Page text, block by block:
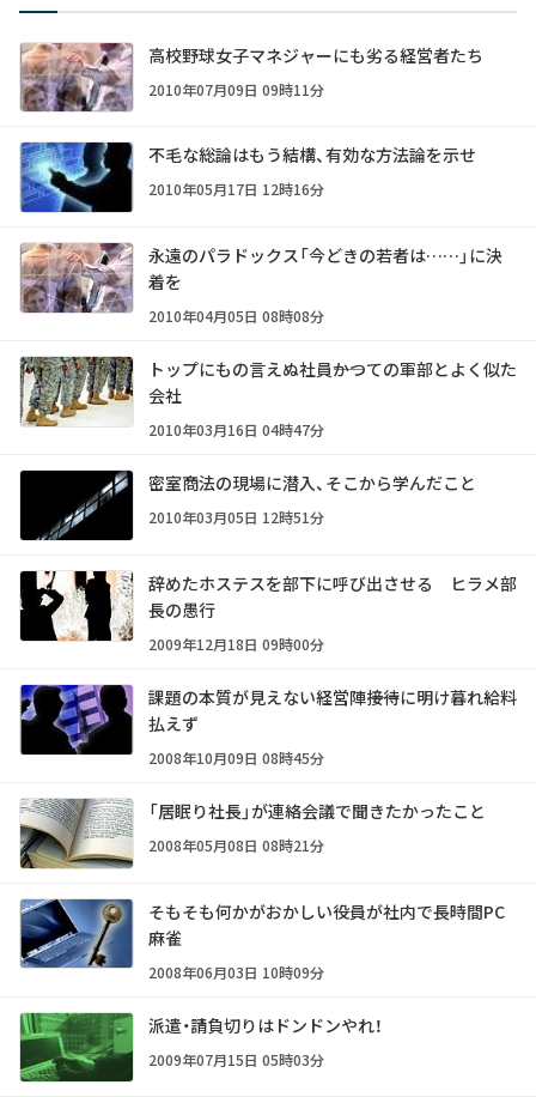
高校野球女子マネジャーにも劣る経営者たち
2010年07月09日 09時11分
不毛な総論はもう結構、有効な方法論を示せ
2010年05月17日 12時16分
永遠のパラドックス「今どきの若者は……」に決
着を
2010年04月05日 08時08分
トップにもの言えぬ社員――かつての軍部とよく似た
会社
2010年03月16日 04時47分
密室商法の現場に潜入、そこから学んだこと
2010年03月05日 12時51分
辞めたホステスを部下に呼び出させる ヒラメ部
長の愚行
2009年12月18日 09時00分
課題の本質が見えない経営陣――接待に明け暮れ給料
払えず
2008年10月09日 08時45分
「居眠り社長」が連絡会議で聞きたかったこと
2008年05月08日 08時21分
そもそも何かがおかしい――役員が社内で長時間PC
麻雀
2008年06月03日 10時09分
派遣・請負切りはドンドンやれ！
2009年07月15日 05時03分